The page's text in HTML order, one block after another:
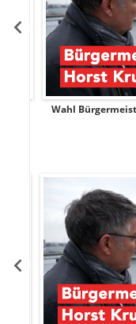
Wahl